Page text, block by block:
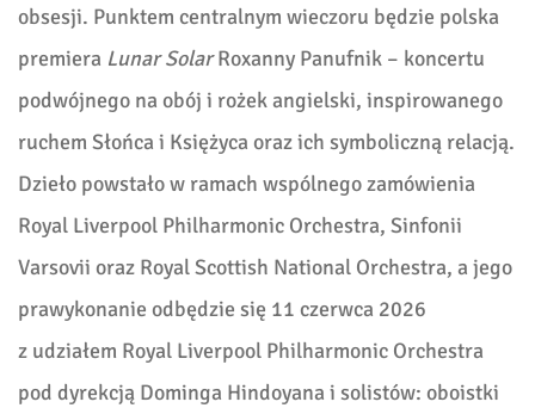
obsesji. Punktem centralnym wieczoru będzie polska
premiera Lunar SolarRoxanny Panufnik – koncertu
podwójnego na obój i rożek angielski, inspirowanego
ruchem Słońca i Księżyca oraz ich symboliczną relacją.
Dzieło powstało w ramach wspólnego zamówienia
Royal Liverpool Philharmonic Orchestra, Sinfonii
Varsovii oraz Royal Scottish National Orchestra, a jego
prawykonanie odbędzie się 11 czerwca 2026
z udziałem Royal Liverpool Philharmonic Orchestra
pod dyrekcją Dominga Hindoyana i solistów: oboistki